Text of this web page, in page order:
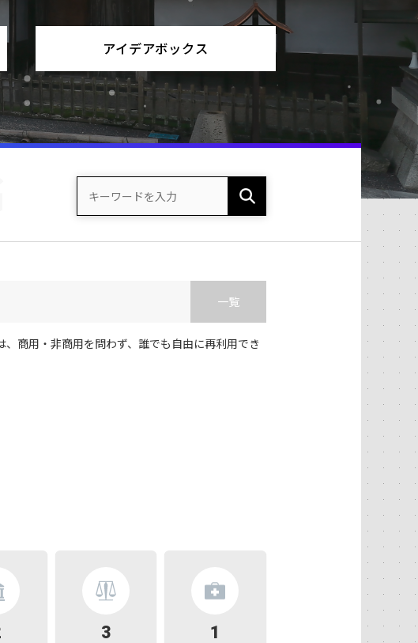
アイデアボックス
一覧
商用・非商用を問わず、誰でも自由に再利用でき
3 1